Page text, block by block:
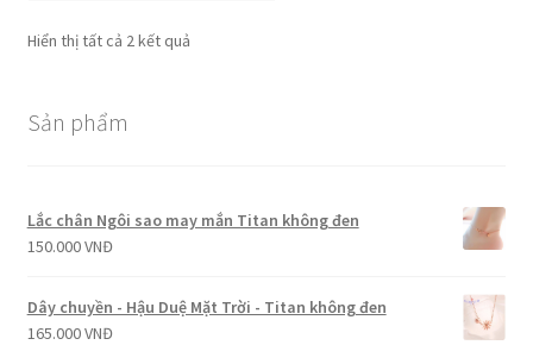
Hiển thị tất cả 2 kết quả
Sản phẩm
Lắc chân Ngôi sao may mắn Titan không đen
150.000VNĐ
Dây chuyền - Hậu Duệ Mặt Trời - Titan không đen
165.000VNĐ